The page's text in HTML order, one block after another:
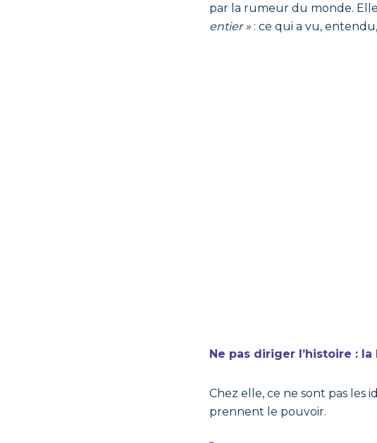
par la rumeur du monde.
entier » : ce qui a vu,
Ne pas diriger l’histoire :
Chez elle, ce ne sont pas les
prennent le pouvoir.